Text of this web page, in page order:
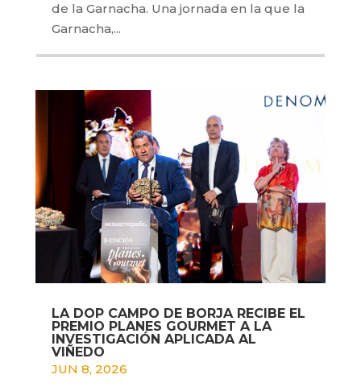
de la Garnacha. Una jornada en la que la
Garnacha,...
LA DOP CAMPO DE BORJA RECIBE EL
PREMIO PLANES GOURMET A LA
INVESTIGACIÓN APLICADA AL
VIÑEDO
JUN 8, 2026